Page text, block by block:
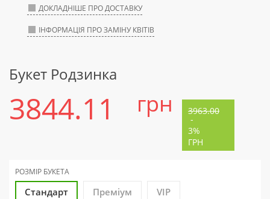
ДОКЛАДНІШЕ ПРО ДОСТАВКУ
ІНФОРМАЦІЯ ПРО ЗАМІНУ КВІТІВ
Букет Родзинка
3844.11 грн 3963.00
-
3%
ГРН
РОЗМІР БУКЕТА
Стандарт Преміум VIP